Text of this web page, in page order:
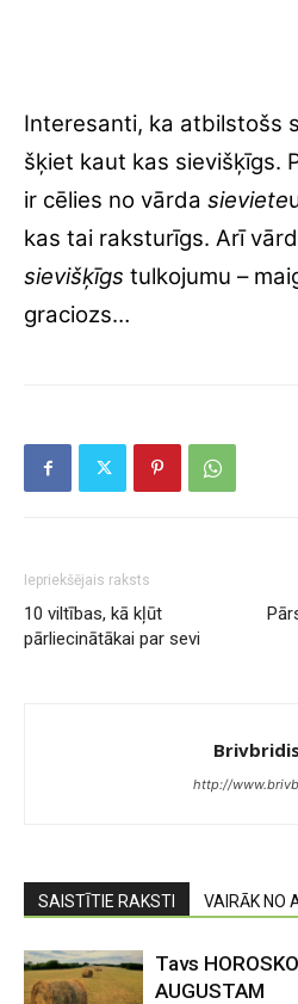
Interesanti, ka atbilstošs
šķiet kaut kas sievišķīgs.
ir cēlies no vārda sieviete
kas tai raksturīgs. Arī
sievišķīgs tulkojumu –
graciozs…
Iepriekšējais raksts
10 viltības, kā kļūt
pārliecinātākai par sevi
http://
SAISTĪTIE RAKSTI VAIRĀK NO
Tavs
AUGUSTAM